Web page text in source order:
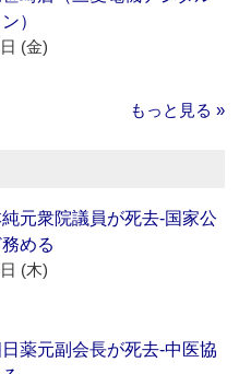
）
(金)
もっと見る »
純元衆院議員が死去‐国家公
める
(木)
日薬元副会長が死去‐中医協